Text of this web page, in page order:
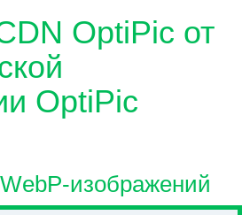
OptiPic от
OptiPic
изображений